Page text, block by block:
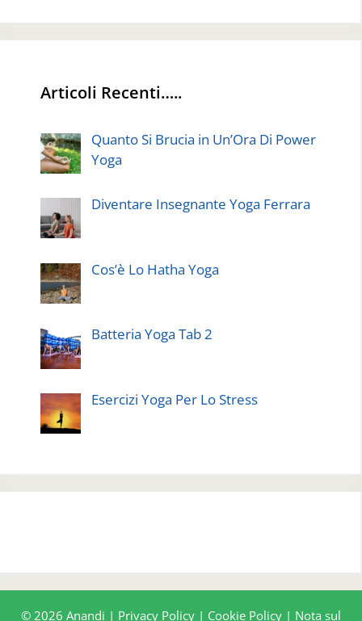
Articoli Recenti…..
Quanto Si Brucia in Un’Ora Di Power
Yoga
Diventare Insegnante Yoga Ferrara
Cos’è Lo Hatha Yoga
Batteria Yoga Tab 2
Esercizi Yoga Per Lo Stress
© 2026 Anandi | Privacy Policy | Cookie Policy | Nota sul